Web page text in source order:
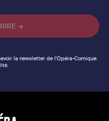
la newsletter de l'Opéra-Comique.